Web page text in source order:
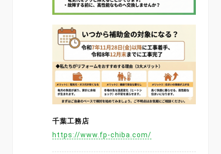
千葉工務店
https://www.fp-chiba.com/